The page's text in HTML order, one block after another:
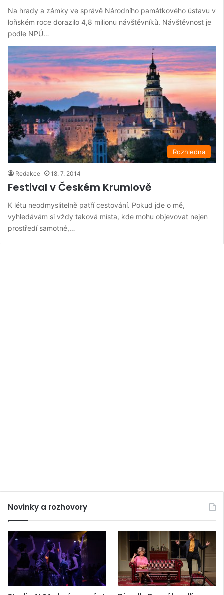
Na hrady a zámky ve správě Národního památkového ústavu v
loňském roce dorazilo 4,8 milionu návštěvníků. Návštěvnost je
podle NPÚ…
Rozhledna
Redakce 18. 7. 2014
Festival v Českém Krumlově
K létu neodmyslitelně patří cestování. Pokud jde o mě,
vyhledávám si vždy taková místa, kde mohu objevovat nejen
prostředí samotné,…
Novinky a rozhovory